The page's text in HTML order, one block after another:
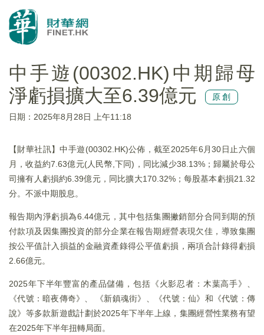
中手遊(00302.HK)中期歸母
淨虧損擴大至6.39億元
原創
日期：2025年8月28日 上午11:18
【財華社訊】中手遊(00302.HK)公佈，截至2025年6月30日止六個
月，收益約7.63億元(人民幣,下同)，同比減少38.13%；歸屬於母公
司擁有人虧損約6.39億元，同比擴大170.32%；每股基本虧損21.32
分。不派中期股息。
報告期內淨虧損為6.44億元，其中包括集團撇銷部分合同到期的預
付款項及因集團投資的部分企業在報告期經營表現欠佳，導致集團
按公平值計入損益的金融資產錄得公平值虧損，兩項合計錄得虧損
2.66億元。
2025年下半年豐富的產品儲備，包括《火影忍者：木葉高手》、
《代號：暗夜傳奇》、 《新鎮魂街》、《代號：仙》和《代號：傳
說》等多款新遊戲計劃於2025年下半年上線，集團經營性業務有望
在2025年下半年扭轉局面。